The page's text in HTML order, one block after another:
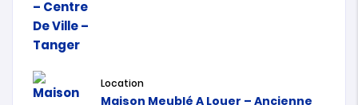
Location
Maison Meublé A Louer – Ancienne